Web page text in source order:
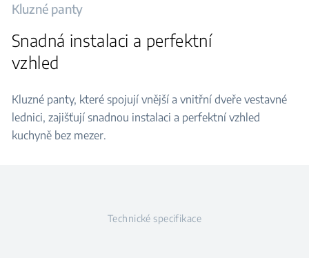
Kluzné panty
Snadná instalaci a perfektní
vzhled
Kluzné panty, které spojují vnější a vnitřní dveře vestavné
lednici, zajišťují snadnou instalaci a perfektní vzhled
kuchyně bez mezer.
Technické specifikace